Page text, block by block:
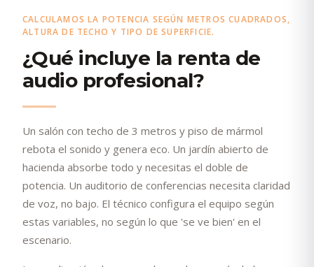
CALCULAMOS LA POTENCIA SEGÚN METROS CUADRADOS,
ALTURA DE TECHO Y TIPO DE SUPERFICIE.
¿Qué incluye la renta de
audio profesional?
Un salón con techo de 3 metros y piso de mármol
rebota el sonido y genera eco. Un jardín abierto de
hacienda absorbe todo y necesitas el doble de
potencia. Un auditorio de conferencias necesita claridad
de voz, no bajo. El técnico configura el equipo según
estas variables, no según lo que 'se ve bien' en el
escenario.